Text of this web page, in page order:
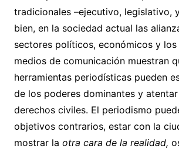
tradicionales –ejecutivo, legislativo,
bien, en la sociedad actual las
sectores políticos, económicos y los
medios de comunicación muestran
herramientas periodísticas pueden
de los poderes dominantes y
derechos civiles. El periodismo
objetivos contrarios, estar con la
mostrar la otra cara de la realidad,